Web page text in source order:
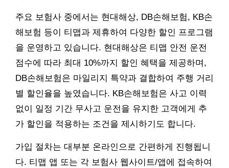
주요 보험사 중에서는 현대해상, DB손해보험, KB손
해보험 등이 티맵과 제휴하여 다양한 할인 프로그램
을 운영하고 있습니다. 현대해상은 티맵 안전 운전
점수에 따라 최대 10%까지 할인 혜택을 제공하며,
DB손해보험은 마일리지 특약과 결합하여 주행 거리
별 할인율을 높였습니다. KB손해보험은 사고 이력
없이 일정 기간 무사고 운전을 유지한 고객에게 추
가 할인을 적용하는 조건을 제시하기도 합니다.
가입 절차는 대부분 온라인으로 간편하게 진행됩니
다. 티맵 앱 또는 각 보험사 웹사이트/앱에 접속하여